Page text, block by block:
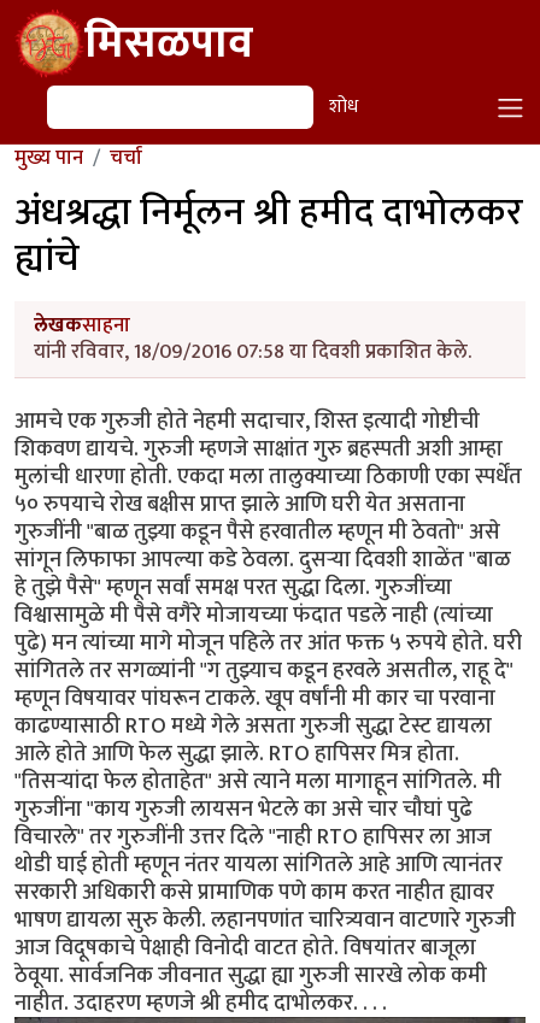
Skip to main contentमिसळपाव
शोध शोध
मुख्य पान चर्चा
अंधश्रद्धा निर्मूलन श्री हमीद दाभोलकर
ह्यांचे
लेखकसाहना
यांनी रविवार, 18/09/2016 07:58 या दिवशी प्रकाशित केले.
आमचे एक गुरुजी होते नेहमी सदाचार, शिस्त इत्यादी गोष्टीची
शिकवण द्यायचे. गुरुजी म्हणजे साक्षांत गुरु ब्रहस्पती अशी आम्हा
मुलांची धारणा होती. एकदा मला तालुक्याच्या ठिकाणी एका स्पर्धेंत
५० रुपयाचे रोख बक्षीस प्राप्त झाले आणि घरी येत असताना
गुरुजींनी "बाळ तुझ्या कडून पैसे हरवातील म्हणून मी ठेवतो" असे
सांगून लिफाफा आपल्या कडे ठेवला. दुसऱ्या दिवशी शाळेंत "बाळ
हे तुझे पैसे" म्हणून सर्वां समक्ष परत सुद्धा दिला. गुरुजींच्या
विश्वासामुळे मी पैसे वगैरे मोजायच्या फंदात पडले नाही (त्यांच्या
पुढे) मन त्यांच्या मागे मोजून पहिले तर आंत फक्त ५ रुपये होते. घरी
सांगितले तर सगळ्यांनी "ग तुझ्याच कडून हरवले असतील, राहू दे"
म्हणून विषयावर पांघरून टाकले. खूप वर्षांनी मी कार चा परवाना
काढण्यासाठी RTO मध्ये गेले असता गुरुजी सुद्धा टेस्ट द्यायला
आले होते आणि फेल सुद्धा झाले. RTO हापिसर मित्र होता.
"तिसऱ्यांदा फेल होताहेत" असे त्याने मला मागाहून सांगितले. मी
गुरुजींना "काय गुरुजी लायसन भेटले का असे चार चौघां पुढे
विचारले" तर गुरुजींनी उत्तर दिले "नाही RTO हापिसर ला आज
थोडी घाई होती म्हणून नंतर यायला सांगितले आहे आणि त्यानंतर
सरकारी अधिकारी कसे प्रामाणिक पणे काम करत नाहीत ह्यावर
भाषण द्यायला सुरु केली. लहानपणांत चारित्र्यवान वाटणारे गुरुजी
आज विदूषकाचे पेक्षाही विनोदी वाटत होते. विषयांतर बाजूला
ठेवूया. सार्वजनिक जीवनात सुद्धा ह्या गुरुजी सारखे लोक कमी
नाहीत. उदाहरण म्हणजे श्री हमीद दाभोलकर. . . .